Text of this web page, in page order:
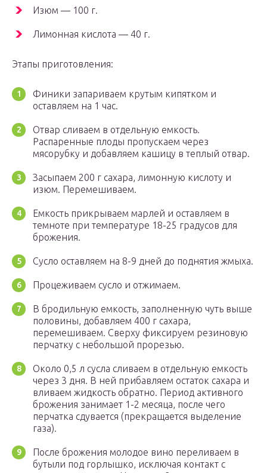
Изюм — 100 г.
Лимонная кислота — 40 г.
Этапы приготовления:
Финики запариваем крутым кипятком и
оставляем на 1 час.
Отвар сливаем в отдельную емкость.
Распаренные плоды пропускаем через
мясорубку и добавляем кашицу в теплый отвар.
Засыпаем 200 г сахара, лимонную кислоту и
изюм. Перемешиваем.
Емкость прикрываем марлей и оставляем в
темноте при температуре 18-25 градусов для
брожения.
Сусло оставляем на 8-9 дней до поднятия жмыха.
Процеживаем сусло и отжимаем.
В бродильную емкость, заполненную чуть выше
половины, добавляем 400 г сахара,
перемешиваем. Сверху фиксируем резиновую
перчатку с небольшой прорезью.
Около 0,5 л сусла сливаем в отдельную емкость
через 3 дня. В ней прибавляем остаток сахара и
вливаем жидкость обратно. Период активного
брожения занимает 1-2 месяца, после чего
перчатка сдувается (прекращается выделение
газа).
После брожения молодое вино переливаем в
бутыли под горлышко, исключая контакт с